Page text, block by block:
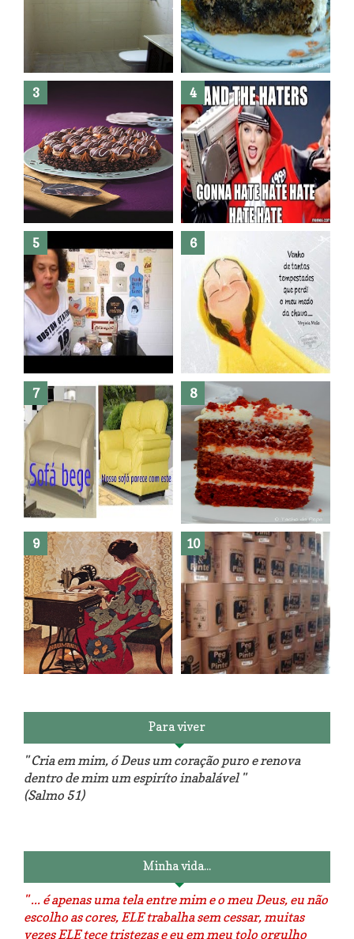
Banheiro novo por menos de
R$300,00 ?? E sem quebra
quebra ??( Editado)
Posso congelar bolo ??
Dez bolos pra fazer antes de
morrer !
Haters, como surgiram?
O medo que habita em nós.
Reforma do sofá, agora é em
patchwork!
The Red Velvet !!! O Perfeito
Para viver
" Cria em mim, ó Deus um coração puro e renova
dentro de mim um espiríto inabalável "
(Salmo 51)
Minha vida...
" ... é apenas uma tela entre mim e o meu Deus, eu não
escolho as cores, ELE trabalha sem cessar, muitas
vezes ELE tece tristezas e eu em meu tolo orgulho